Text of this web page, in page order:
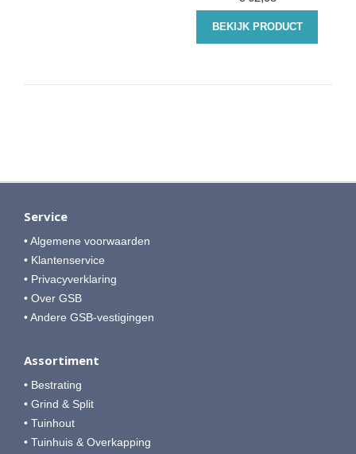
BEKIJK PRODUCT
Service
• Algemene voorwaarden
• Klantenservice
• Privacyverklaring
• Over GSB
• Andere GSB-vestigingen
Assortiment
• Bestrating
• Grind & Split
• Tuinhout
• Tuinhuis & Overkapping